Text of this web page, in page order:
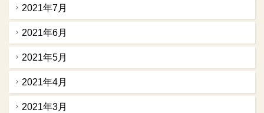
2021年7月
2021年6月
2021年5月
2021年4月
2021年3月